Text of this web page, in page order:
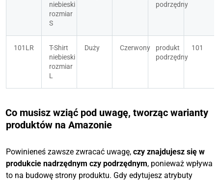
niebieski
rozmiar
S
podrzędny
101LR
T-Shirt
niebieski
rozmiar
L
Duży Czerwony
produkt
podrzędny
101
Co musisz wziąć pod uwagę, tworząc warianty
produktów na Amazonie
Powinieneś zawsze zwracać uwagę, czy znajdujesz się w
produkcie nadrzędnym czy podrzędnym, ponieważ wpływa
to na budowę strony produktu. Gdy edytujesz atrybuty